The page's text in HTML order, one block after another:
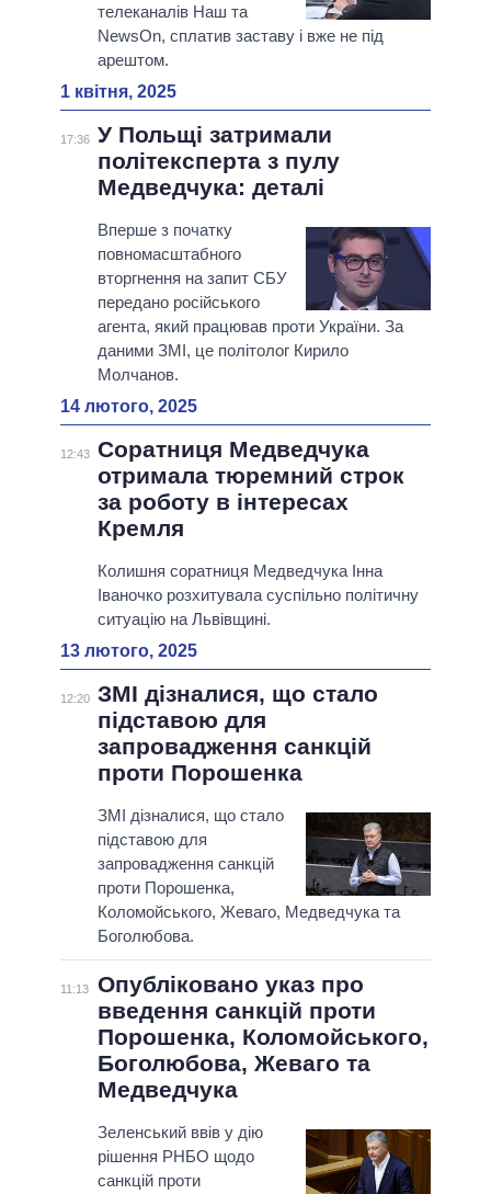
телеканалів Наш та
NewsOn, сплатив заставу і вже не під
арештом.
1 квітня, 2025
17:36 У Польщі затримали
політексперта з пулу
Медведчука: деталі
Вперше з початку
повномасштабного
вторгнення на запит СБУ
передано російського
агента, який працював проти України. За
даними ЗМІ, це політолог Кирило
Молчанов.
14 лютого, 2025
12:43 Соратниця Медведчука
отримала тюремний строк
за роботу в інтересах
Кремля
Колишня соратниця Медведчука Інна
Іваночко розхитувала суспільно політичну
ситуацію на Львівщині.
13 лютого, 2025
12:20 ЗМІ дізналися, що стало
підставою для
запровадження санкцій
проти Порошенка
ЗМІ дізналися, що стало
підставою для
запровадження санкцій
проти Порошенка,
Коломойського, Жеваго, Медведчука та
Боголюбова.
11:13
Опубліковано указ про
введення санкцій проти
Порошенка, Коломойського,
Боголюбова, Жеваго та
Медведчука
Зеленський ввів у дію
рішення РНБО щодо
санкцій проти